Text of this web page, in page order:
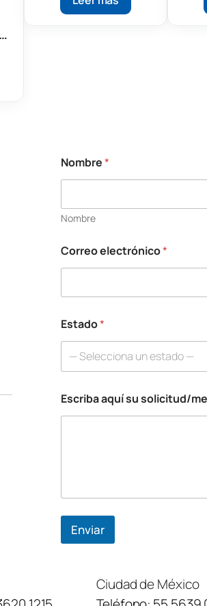
Nombre*
Nombre
Correo electrónico*
Estado*
— Selecciona un estado —
Escriba aquí su solicitud/
Enviar
Ciudad de México